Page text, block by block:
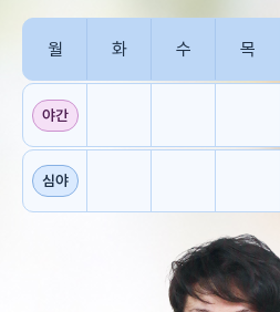
월 화 수 목
야간
심야